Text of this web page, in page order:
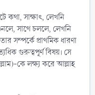
কথা, সাক্ষাৎ, লেখনি
সাথে চললে, লেখনি
সম্পর্কে প্রাথমিক ধারণা
গুরুত্বপূর্ণ বিষয়। সে
কে লক্ষ্য করে আল্লাহ